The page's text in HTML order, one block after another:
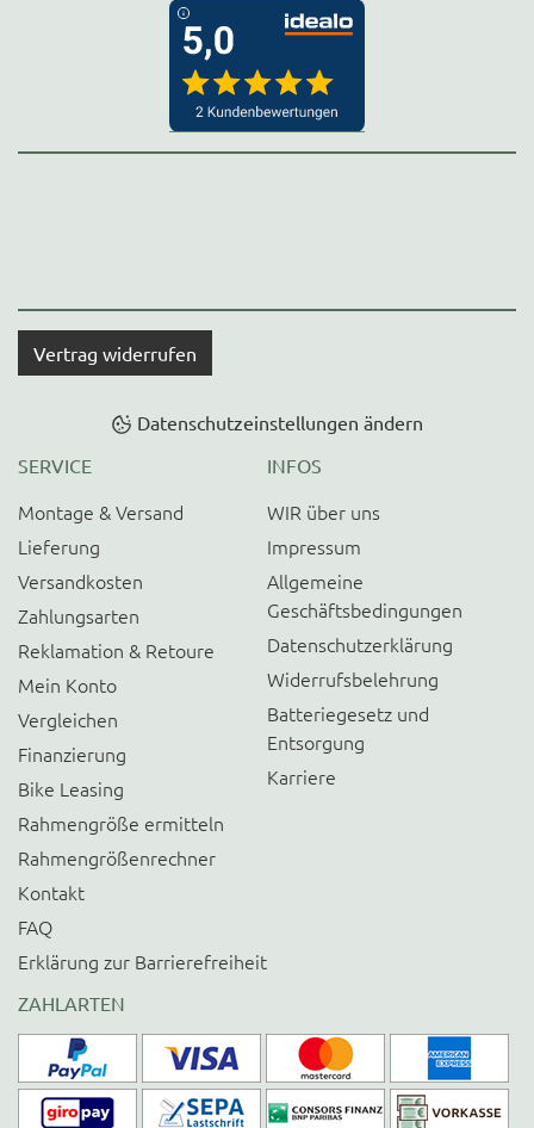
Vertrag widerrufen
Datenschutzeinstellungen ändern
SERVICE
Montage & Versand
Lieferung
Versandkosten
Zahlungsarten
Reklamation & Retoure
Mein Konto
Vergleichen
Finanzierung
Bike Leasing
Rahmengröße ermitteln
Rahmengrößenrechner
Kontakt
FAQ
Erklärung zur Barrierefreiheit
INFOS
WIR über uns
Impressum
Allgemeine
Geschäftsbedingungen
Datenschutzerklärung
Widerrufsbelehrung
Batteriegesetz und
Entsorgung
Karriere
ZAHLARTEN